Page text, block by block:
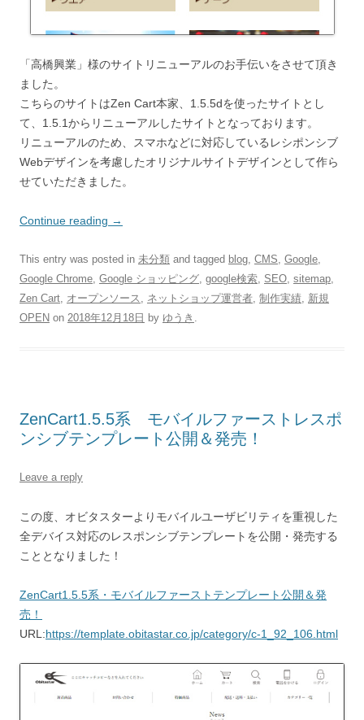
「高橋興業」様のサイトリニューアルのお手伝いをさせて頂き
ました。
こちらのサイトはZen Cart本家、1.5.5dを使ったサイトとし
て、1.5.1からリニューアルしたサイトとなっております。
リニューアルのため、スマホなどに対応しているレシポンシブ
Webデザインを考慮したオリジナルサイトデザインとして作ら
せていただきました。
Continue reading →
This entry was posted in 未分類 and tagged blog CMS Google
Google Chrome Google ショッピング google検索 SEO sitemap
Zen Cart オープンソース ネットショップ運営者 制作実績 新規
OPEN on 2018年12月18日 by ゆうき
ZenCart1.5.5系 モバイルファーストレスポ
ンシブテンプレート公開＆発売！
Leave a reply
この度、オビタスターよりモバイルユーザビリティを重視した
全デバイス対応のレスポンシブテンプレートを公開・発売する
こととなりました！
ZenCart1.5.5系・モバイルファーストテンプレート公開＆発
売！
URL:https://template.obitastar.co.jp/category/c-1_92_106.html